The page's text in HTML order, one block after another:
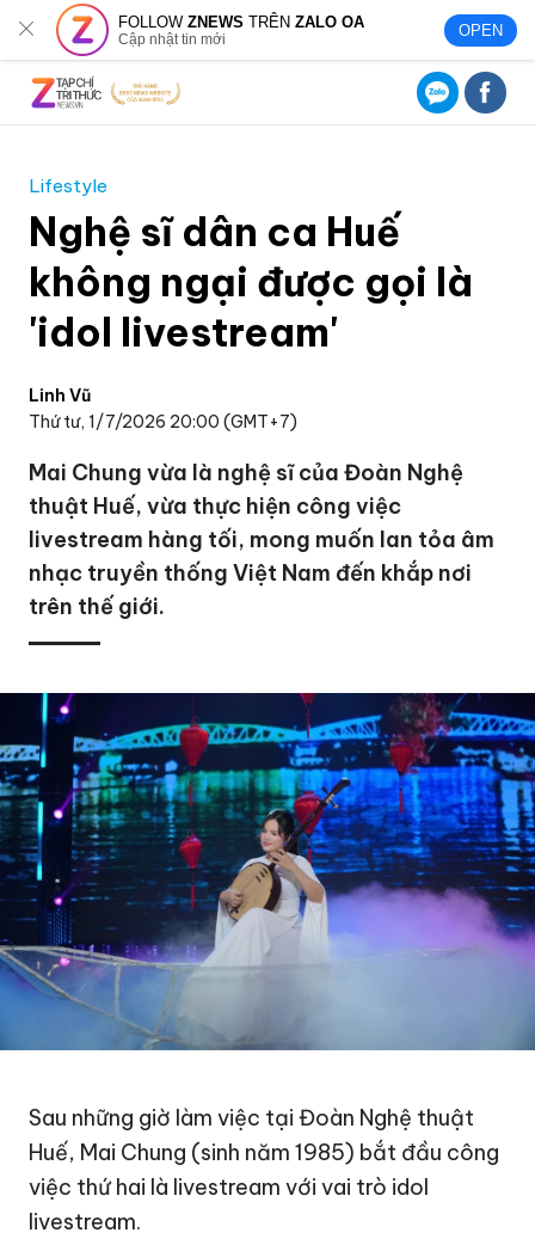
FOLLOWZNEWS TRÊNZALO OA
Cập nhật tin mới OPEN
Lifestyle
Nghệ sĩ dân ca Huế
không ngại được gọi là
'idol livestream'
Linh Vũ
Thứ tư, 1/7/2026 20:00 (GMT+7)
Mai Chung vừa là nghệ sĩ của Đoàn Nghệ
thuật Huế, vừa thực hiện công việc
livestream hàng tối, mong muốn lan tỏa âm
nhạc truyền thống Việt Nam đến khắp nơi
trên thế giới.
Sau những giờ làm việc tại Đoàn Nghệ thuật
Huế, Mai Chung (sinh năm 1985) bắt đầu công
việc thứ hai là livestream với vai trò idol
livestream.